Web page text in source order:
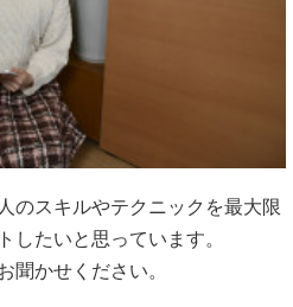
のスキルやテクニックを最大限
したいと思っています。
聞かせください。